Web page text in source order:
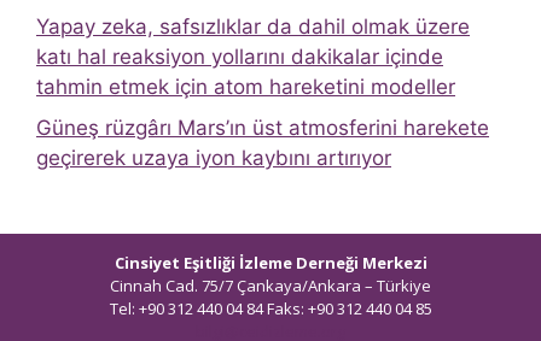
Yapay zeka, safsızlıklar da dahil olmak üzere
katı hal reaksiyon yollarını dakikalar içinde
tahmin etmek için atom hareketini modeller
Güneş rüzgârı Mars’ın üst atmosferini harekete
geçirerek uzaya iyon kaybını artırıyor
Cinsiyet Eşitliği İzleme Derneği Merkezi
Cinnah Cad. 75/7 Çankaya/Ankara – Türkiye
Tel: +90 312 440 04 84 Faks: +90 312 440 04 85